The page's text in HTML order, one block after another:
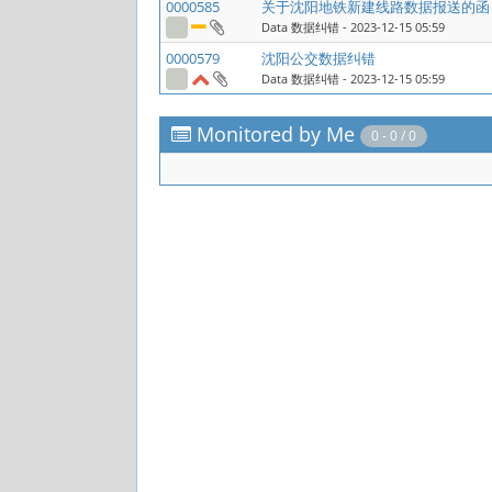
0000585 关于沈阳地铁新建线路数据报送的函
Data 数据纠错 - 2023-12-15 05:59
0000579 沈阳公交数据纠错
Data 数据纠错 - 2023-12-15 05:59
Monitored by Me 0 - 0 / 0